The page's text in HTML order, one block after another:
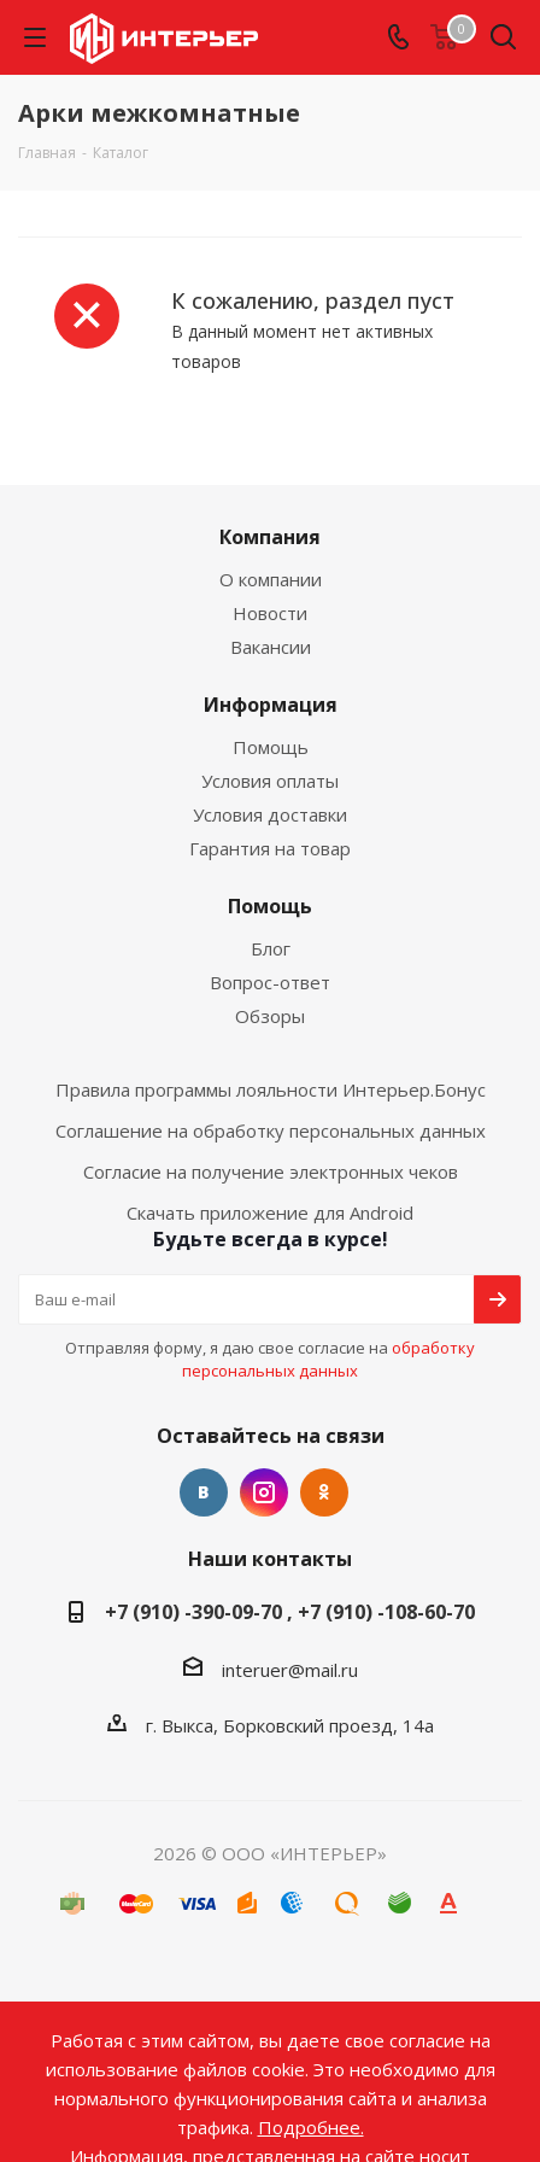
0
Арки межкомнатные
Главная - Каталог
К сожалению, раздел пуст
В данный момент нет активных
товаров
Компания
О компании
Новости
Вакансии
Информация
Помощь
Условия оплаты
Условия доставки
Гарантия на товар
Помощь
Блог
Вопрос-ответ
Обзоры
Правила программы лояльности Интерьер.Бонус
Соглашение на обработку персональных данных
Согласие на получение электронных чеков
Скачать приложение для Android
Будьте всегда в курсе!
Отправляя форму, я даю свое согласие на обработку
персональных данных
Оставайтесь на связи
Наши контакты
+7 (910) -390-09-70 , +7 (910) -108-60-70
interuer@mail.ru
г. Выкса, Борковский проезд, 14а
2026 © ООО «ИНТЕРЬЕР»
Работая с этим сайтом, вы даете свое согласие на
использование файлов cookie. Это необходимо для
нормального функционирования сайта и анализа
трафика. Подробнее.
Информация, представленная на сайте носит